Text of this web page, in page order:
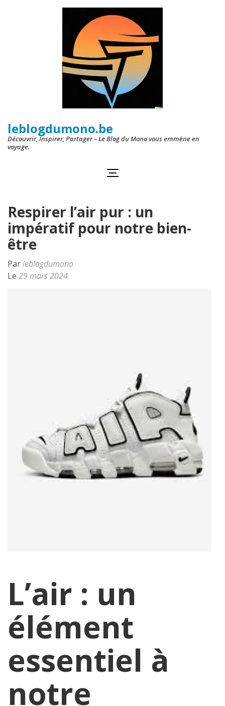
leblogdumono.be
Découvrir, Inspirer, Partager – Le Blog du Mono vous emmène en
voyage.
Respirer l’air pur : un
impératif pour notre bien-
être
Parleblogdumono
Le 29 mars 2024
L’air : un
élément
essentiel à
notre